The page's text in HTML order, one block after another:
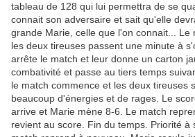
tableau de 128 qui lui permettra de se
connait son adversaire et sait qu'elle
grande Marie, celle que l'on connait... Le
les deux tireuses passent une minute à
arrête le match et leur donne un carton
combativité et passe au tiers temps
le match commence et les deux tireuses
beaucoup d'énergies et de rages. Le
arrive et Marie mène 8-6. Le match
revient au score. Fin du temps. Priorité à